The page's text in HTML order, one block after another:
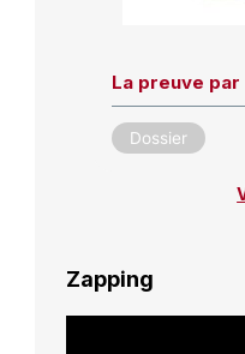
La preuve par
Dossier
Zapping